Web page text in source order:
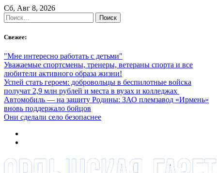
Skip
to
content
Сб, Авг 8, 2026
Найти:
Свежее:
"Мне интересно работать с детьми"
Уважаемые спортсмены, тренеры, ветераны спорта и все
любители активного образа жизни!
Успей стать героем: добровольцы в беспилотные войска
получат 2,9 млн рублей и места в вузах и колледжах
Автомобиль — на защиту Родины: ЗАО племзавод «Ирмень»
вновь поддержало бойцов
Они сделали село безопаснее